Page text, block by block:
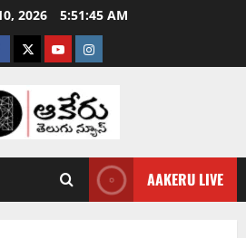
2026 5:51:46 AM
AAKERU LIVE